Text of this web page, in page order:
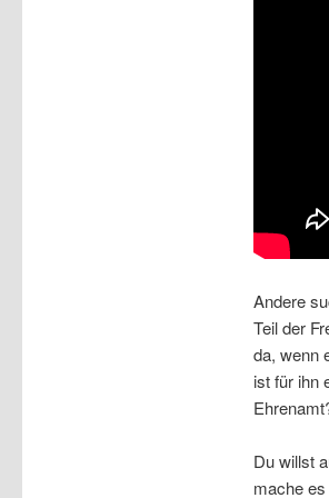
Andere
Teil der
da, wenn
ist für ihn
Du willst
mache